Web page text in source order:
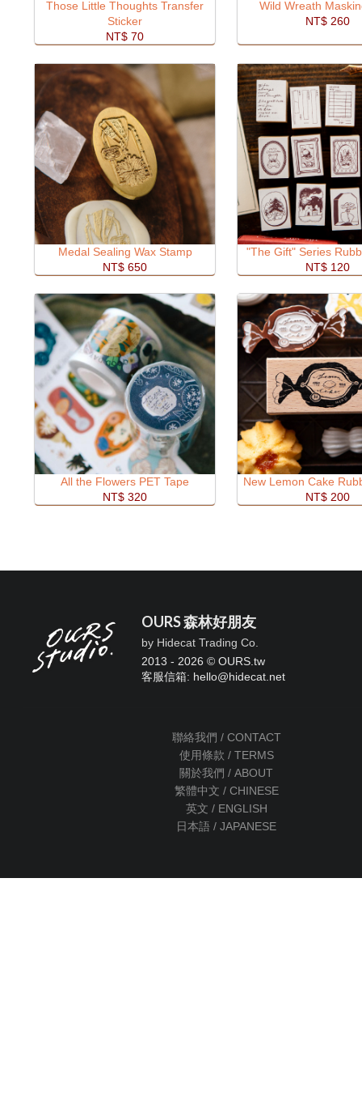
Those Little Thoughts Transfer
Sticker
NT$ 70
Wild Wreath
NT$ 260
Medal Sealing Wax Stamp
NT$ 650
"The Gift" Series
NT$ 120
All the Flowers PET Tape
NT$ 320
New Lemon Cake
NT$ 200
OURS 森林好朋友
by Hidecat Trading Co.
2013 - 2026 © OURS.tw
客服信箱: hello@hidecat.net
聯絡我們 / CONTACT
使用條款 / TERMS
關於我們 / ABOUT
繁體中文 / CHINESE
英文 / ENGLISH
日本語 / JAPANESE